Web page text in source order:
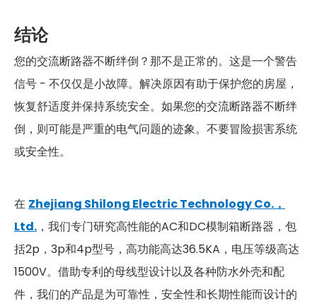
结论
您的交流断路器不断绊倒？那不是正常的。这是一个警告
信号 - 不仅仅是小故障。解决原因有助于保护您的房屋，
恢复舒适度并保持系统安全。如果您的交流断路器不断绊
倒，则可能是严重的电气问题的迹象。不要冒险损害系统
或安全性。
在 Zhejiang Shilong Electric Technology Co.，
Ltd. ，我们专门研究高性能的AC和DC模制箱断路器，包
括2p，3p和4p型号，高功能高达36.5KA，电压等级高达
1500V。借助专利的母线型设计以及各种防水外壳和配
件，我们的产品是为可靠性，安全性和长期性能而设计的